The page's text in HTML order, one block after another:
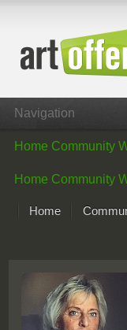
Navigation
Home Community
Home Community
Home